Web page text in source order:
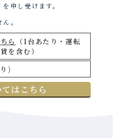
申し受けます。
。
ら
（1台あたり・運転
を含む）
)
はこちら